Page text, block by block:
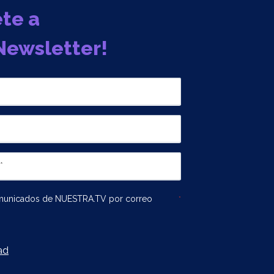
a
de NUESTRA.TV por correo
*